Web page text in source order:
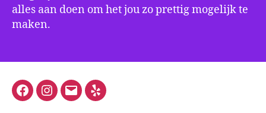
alles aan doen om het jou zo prettig mogelijk te
maken.
FacebookInstagram
E-
Yelp